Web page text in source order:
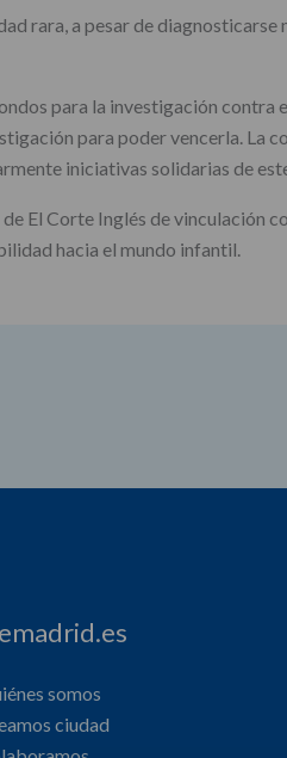
rara, a pesar de diagnosticarse
para la investigación
para poder vencerla. La
iniciativas solidarias de
El Corte Inglés de vinculación
hacia el mundo infantil.
somos
ciudad